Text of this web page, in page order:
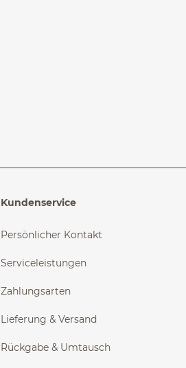
Kundenservice
Persönlicher Kontakt
Serviceleistungen
Zahlungsarten
Lieferung & Versand
Rückgabe & Umtausch